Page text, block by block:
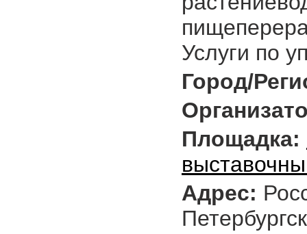
Услуги по
Город/
Площадка:
Адрес: